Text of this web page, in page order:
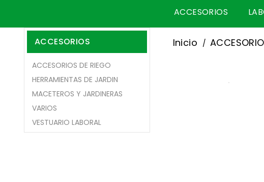
ACCESORIOS
ACCESORIOS
ACCESORIOS DE RIEGO
HERRAMIENTAS DE JARDIN
MACETEROS Y JARDINERAS
VARIOS
VESTUARIO LABORAL
Inicio